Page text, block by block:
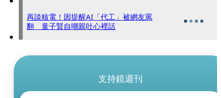
再談核電！因提醒AI「代工」被網友罵
翻 童子賢自嘲親吐心裡話
支持鏡週刊